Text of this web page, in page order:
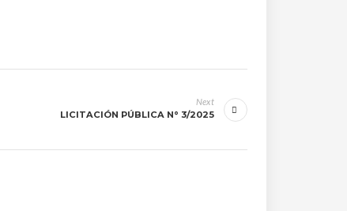
Next
LICITACIÓN PÚBLICA N° 3/2025